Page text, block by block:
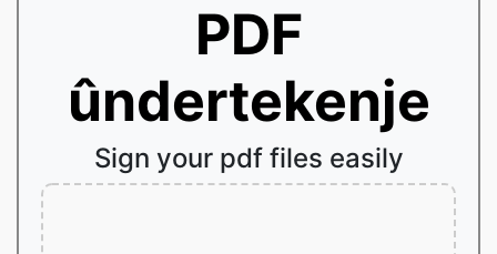
PDF
ûndertekenje
Sign your pdf files easily